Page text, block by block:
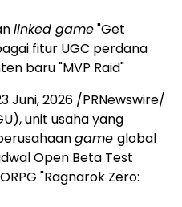
linked game"Get
fitur UGC perdana
baru "MVP Raid"
Juni, 2026 /PRNewswire/
unit usaha yang
game global
Open Beta Test
"Ragnarok Zero: